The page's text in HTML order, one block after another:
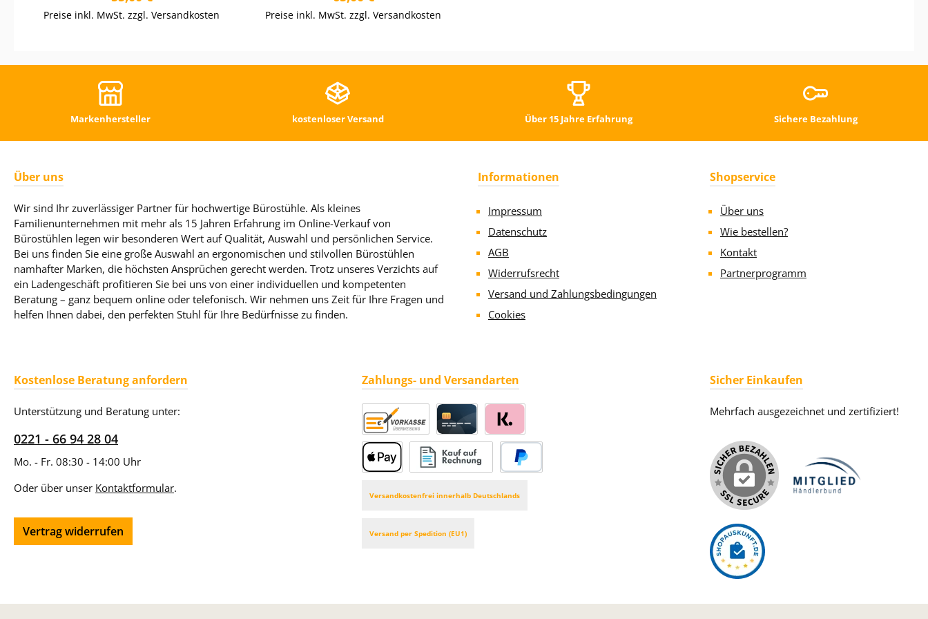
Preise inkl. MwSt. zzgl. Versandkosten Preise inkl. MwSt. zzgl. Versandkosten
Markenhersteller kostenloser Versand Über 15 Jahre Erfahrung Sichere Bezahlung
Über uns
Wir sind Ihr zuverlässiger Partner für hochwertige Bürostühle. Als kleines
Familienunternehmen mit mehr als 15 Jahren Erfahrung im Online-Verkauf von
Bürostühlen legen wir besonderen Wert auf Qualität, Auswahl und persönlichen Service.
Bei uns finden Sie eine große Auswahl an ergonomischen und stilvollen Bürostühlen
namhafter Marken, die höchsten Ansprüchen gerecht werden. Trotz unseres Verzichts auf
ein Ladengeschäft profitieren Sie bei uns von einer individuellen und kompetenten
Beratung – ganz bequem online oder telefonisch. Wir nehmen uns Zeit für Ihre Fragen und
helfen Ihnen dabei, den perfekten Stuhl für Ihre Bedürfnisse zu finden.
Informationen
Impressum
Datenschutz
AGB
Widerrufsrecht
Versand und Zahlungsbedingungen
Cookies
Shopservice
Über uns
Wie bestellen?
Kontakt
Partnerprogramm
Kostenlose Beratung anfordern
Unterstützung und Beratung unter:
0221 - 66 94 28 04
Mo. - Fr. 08:30 - 14:00 Uhr
Oder über unser Kontaktformular.
Vertrag widerrufen
Zahlungs- und Versandarten
Vorkasse KreditkarteKlarna
Versandkostenfrei innerhalb Deutschlands
Versand per Spedition (EU1)
Sicher Einkaufen
Mehrfach ausgezeichnet und zertifiziert!